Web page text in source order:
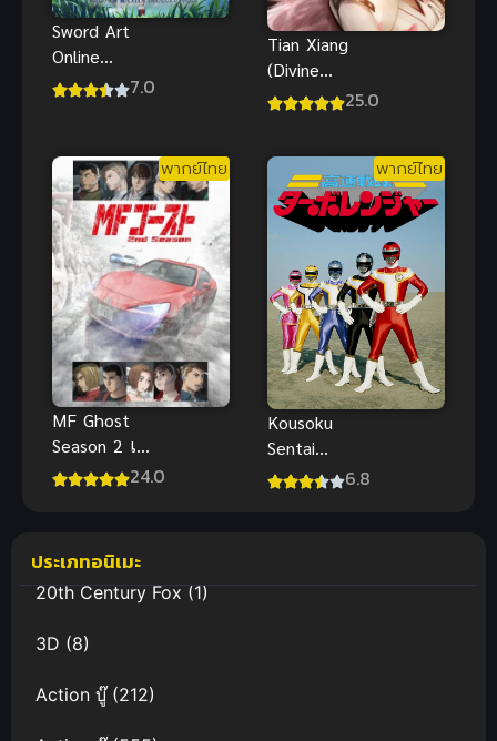
Sword Art
Online
Progressive
Aria
ท่วงทำนอง
ราตรีไร้ดารา
พากย์ไทย
7.0
Tian Xiang
(Divine
Manifestatio25.0
พากย์ไทย
MF Ghost
Season 2 เอ็ม
เอฟ โกสต์24.0
พากย์ไทย
Kousoku
Sentai
Turboranger6.8
ประเภทอนิเมะ
20th Century Fox(1)
3D (8)
Action บู๊(212)